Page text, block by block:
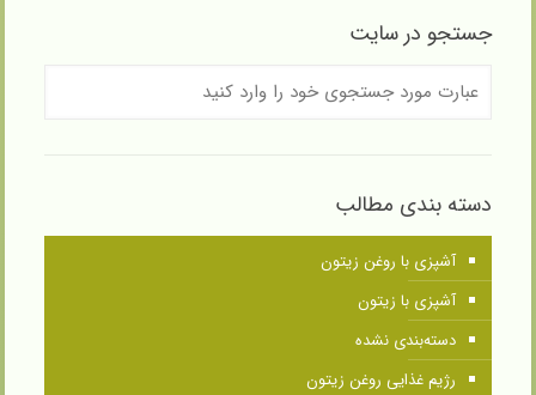
جستجو در سایت
دسته بندی مطالب
آشپزی با روغن زیتون
آشپزی با زیتون
دسته‌بندی نشده
رژیم غذایی روغن زیتون